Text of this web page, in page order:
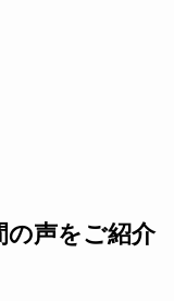
の声をご紹介